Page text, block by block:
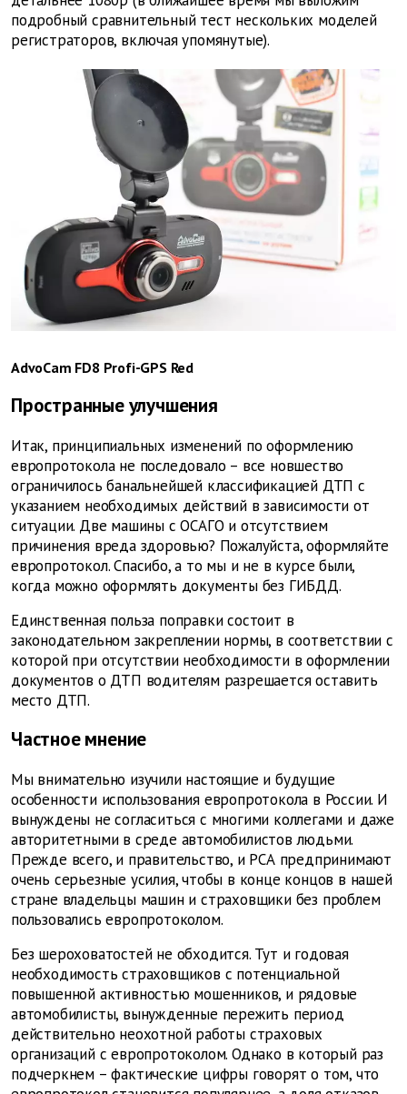
подробный сравнительный тест нескольких моделей
регистраторов, включая упомянутые).
AdvoCam FD8 Profi-GPS Red
Пространные улучшения
Итак, принципиальных изменений по оформлению
европротокола не последовало – все новшество
ограничилось банальнейшей классификацией ДТП с
указанием необходимых действий в зависимости от
ситуации. Две машины с ОСАГО и отсутствием
причинения вреда здоровью? Пожалуйста, оформляйте
европротокол. Спасибо, а то мы и не в курсе были,
когда можно оформлять документы без ГИБДД.
Единственная польза поправки состоит в
законодательном закреплении нормы, в соответствии с
которой при отсутствии необходимости в оформлении
документов о ДТП водителям разрешается оставить
место ДТП.
Частное мнение
Мы внимательно изучили настоящие и будущие
особенности использования европротокола в России. И
вынуждены не согласиться с многими коллегами и даже
авторитетными в среде автомобилистов людьми.
Прежде всего, и правительство, и РСА предпринимают
очень серьезные усилия, чтобы в конце концов в нашей
стране владельцы машин и страховщики без проблем
пользовались европротоколом.
Без шероховатостей не обходится. Тут и годовая
необходимость страховщиков с потенциальной
повышенной активностью мошенников, и рядовые
автомобилисты, вынужденные пережить период
действительно неохотной работы страховых
организаций с европротоколом. Однако в который раз
подчеркнем – фактические цифры говорят о том, что